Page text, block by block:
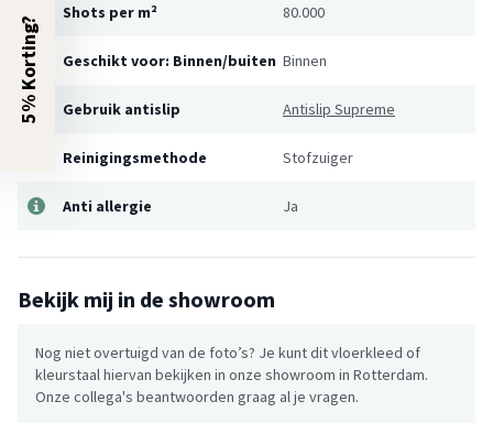
Shots per m² 80.000
Geschikt voor: Binnen/buiten Binnen
Gebruik antislip Antislip Supreme
Reinigingsmethode Stofzuiger
Anti allergie Ja
Bekijk mij in de showroom
Nog niet overtuigd van de foto’s? Je kunt dit vloerkleed of
kleurstaal hiervan bekijken in onze showroom in Rotterdam.
Onze collega's beantwoorden graag al je vragen.
5% Korting?